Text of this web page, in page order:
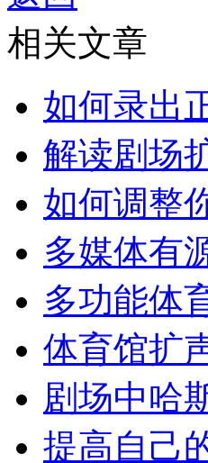
相关文章
如何录出
解读剧场
如何调整
多媒体有
多功能体
体育馆扩
剧场中哈
提高自己